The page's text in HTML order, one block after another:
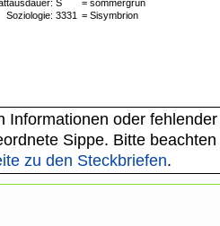
S
= sommergrün
Soziologie: 3331 = Sisymbrion
Informationen oder
Sippe. Bitte
zu den Steckbriefen.